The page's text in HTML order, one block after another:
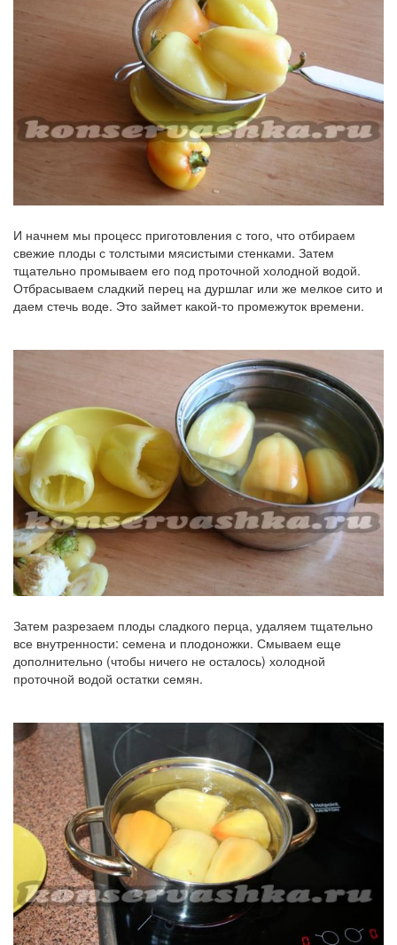
И начнем мы процесс приготовления с того, что отбираем
свежие плоды с толстыми мясистыми стенками. Затем
тщательно промываем его под проточной холодной водой.
Отбрасываем сладкий перец на дуршлаг или же мелкое сито и
даем стечь воде. Это займет какой-то промежуток времени.
Затем разрезаем плоды сладкого перца, удаляем тщательно
все внутренности: семена и плодоножки. Смываем еще
дополнительно (чтобы ничего не осталось) холодной
проточной водой остатки семян.